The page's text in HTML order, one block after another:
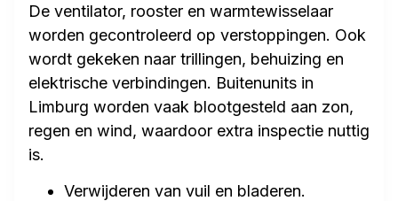
De ventilator, rooster en warmtewisselaar
worden gecontroleerd op verstoppingen. Ook
wordt gekeken naar trillingen, behuizing en
elektrische verbindingen. Buitenunits in
Limburg worden vaak blootgesteld aan zon,
regen en wind, waardoor extra inspectie nuttig
is.
Verwijderen van vuil en bladeren.